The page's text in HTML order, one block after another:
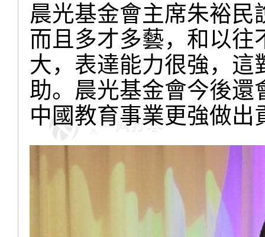
晨光基金會主席朱裕
而且多才多藝，和以
大，表達能力很強，
助。晨光基金會今後還
中國教育事業更強做出